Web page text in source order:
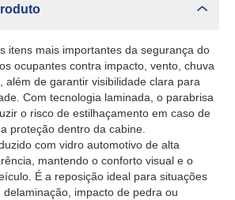
itens mais importantes da segurança do
ocupantes contra impacto, vento, chuva
além de garantir visibilidade clara para
Com tecnologia laminada, o parabrisa
o risco de estilhaçamento em caso de
proteção dentro da cabine.
com vidro automotivo de alta
mantendo o conforto visual e o
É a reposição ideal para situações
impacto de pedra ou